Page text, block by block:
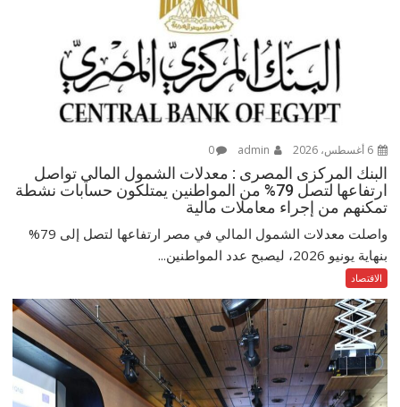
6 أغسطس، 2026 0
البنك المركزى المصرى : معدلات الشمول المالي تواصل
ارتفاعها لتصل 79% من المواطنين يمتلكون حسابات نشطة
تمكنهم من إجراء معاملات مالية
واصلت معدلات الشمول المالي في مصر ارتفاعها لتصل إلى 79%
بنهاية يونيو 2026، ليصبح عدد المواطنين...
الاقتصاد